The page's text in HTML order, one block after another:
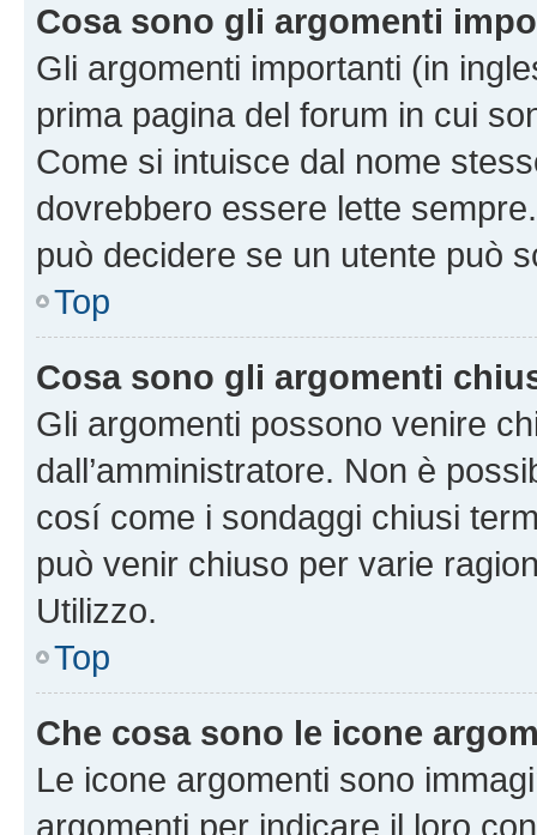
Cosa sono gli argomenti
Gli argomenti importanti (in
prima pagina del forum in cui
Come si intuisce dal nome
dovrebbero essere lette
può decidere se un utente può
Top
Cosa sono gli argomenti
Gli argomenti possono venire
dall’amministratore. Non è
cosí come i sondaggi chiusi
può venir chiuso per varie
Utilizzo.
Top
Che cosa sono le icone
Le icone argomenti sono
argomenti per indicare il loro